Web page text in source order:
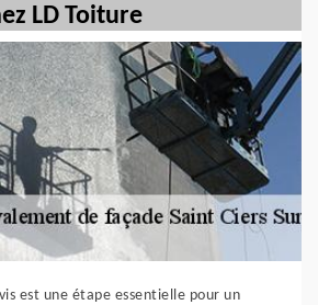
LD Toiture
est une étape essentielle pour un